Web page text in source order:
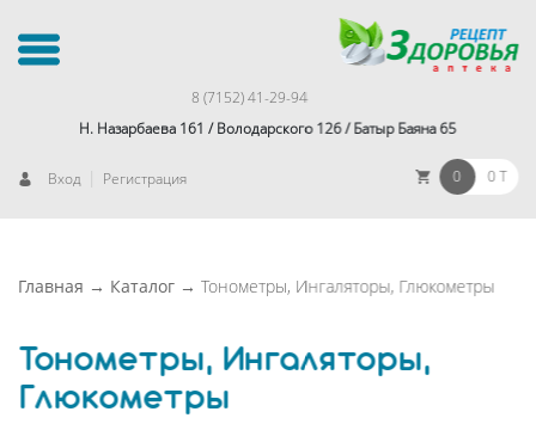
8 (7152) 41-29-94
Н. Назарбаева 161 / Володарского 126 / Батыр Баяна 65
Вход Регистрация 0 0 T
Главная → Каталог → Тонометры, Ингаляторы, Глюкометры
Тонометры, Ингаляторы,
Глюкометры